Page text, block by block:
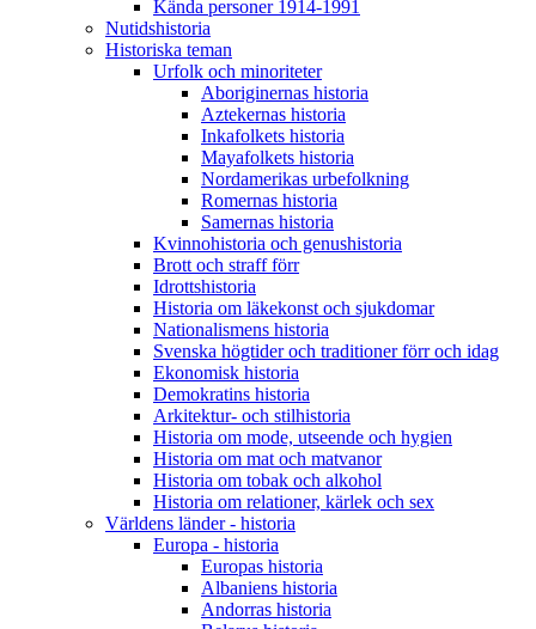
Kända personer 1914-1991
Nutidshistoria
Historiska teman
Urfolk och minoriteter
Aboriginernas historia
Aztekernas historia
Inkafolkets historia
Mayafolkets historia
Nordamerikas urbefolkning
Romernas historia
Samernas historia
Kvinnohistoria och genushistoria
Brott och straff förr
Idrottshistoria
Historia om läkekonst och sjukdomar
Nationalismens historia
Svenska högtider och traditioner förr och idag
Ekonomisk historia
Demokratins historia
Arkitektur- och stilhistoria
Historia om mode, utseende och hygien
Historia om mat och matvanor
Historia om tobak och alkohol
Historia om relationer, kärlek och sex
Världens länder - historia
Europa - historia
Europas historia
Albaniens historia
Andorras historia